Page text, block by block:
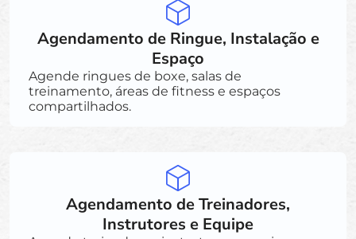
Agendamento de Ringue, Instalação e
Espaço
Agende ringues de boxe, salas de
treinamento, áreas de fitness e espaços
compartilhados.
Agendamento de Treinadores,
Instrutores e Equipe